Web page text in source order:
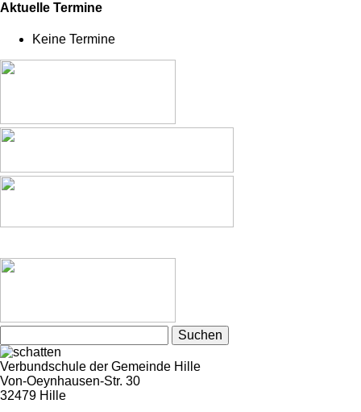
Aktuelle Termine
Keine Termine
nach:
Verbundschule der Gemeinde Hille
Von-Oeynhausen-Str. 30
32479 Hille